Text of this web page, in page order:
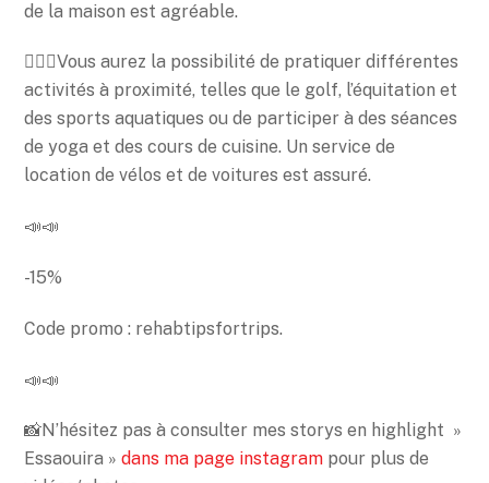
de la maison est agréable.
🤸🏻‍♀️Vous aurez la possibilité de pratiquer différentes
activités à proximité, telles que le golf, l’équitation et
des sports aquatiques ou de participer à des séances
de yoga et des cours de cuisine. Un service de
location de vélos et de voitures est assuré.
📣📣
-15%
Code promo : rehabtipsfortrips.
📣📣
📸N’hésitez pas à consulter mes storys en highlight »
Essaouira »dans ma page instagram pour plus de